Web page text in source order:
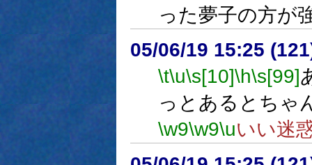
った夢子の方が
05/06/19 15:25
\t\u\s[10]\h\s[99]
っとあるとちゃ
\w9\w9\uいい迷